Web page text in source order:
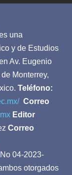
una
y de Estudios
Av. Eugenio
Monterrey,
Teléfono:
Correo
Editor
Correo
04-2023-
otorgados